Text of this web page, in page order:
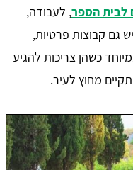
לבית הספר, לעבודה,
גם קבוצות פרטיות,
כשהן צריכות להגיע
מחוץ לעיר.